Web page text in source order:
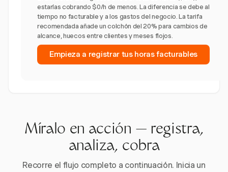
estarías cobrando $0/h de menos. La diferencia se debe al
tiempo no facturable y a los gastos del negocio. La tarifa
recomendada añade un colchón del 20% para cambios de
alcance, huecos entre clientes y meses flojos.
Empieza a registrar tus horas facturables
Míralo en acción — registra,
analiza, cobra
Recorre el flujo completo a continuación. Inicia un